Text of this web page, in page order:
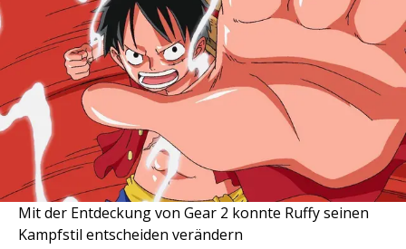
Mit der Entdeckung von Gear 2 konnte Ruffy seinen
Kampfstil entscheiden verändern